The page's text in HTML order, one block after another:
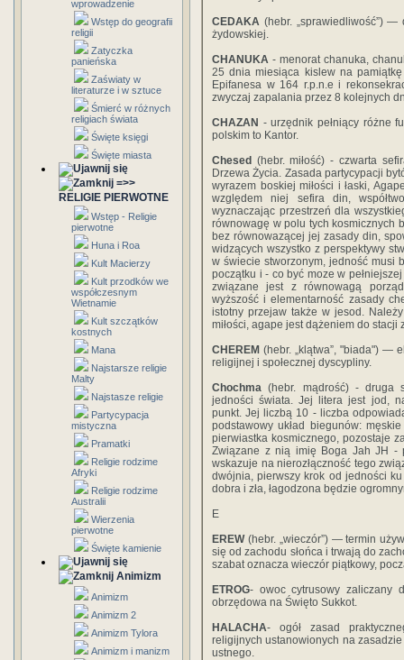
wprowadzenie
Wstęp do geografii
religii
Zatyczka
panieńska
Zaświaty w
literaturze i w sztuce
Śmierć w różnych
religiach świata
Święte księgi
Święte miasta
=>>
RELIGIE PIERWOTNE
Wstęp - Religie
pierwotne
Huna i Roa
Kult Macierzy
Kult przodków we
współczesnym
Wietnamie
Kult szczątków
kostnych
Mana
Najstarsze religie
Malty
Najstasze religie
Partycypacja
mistyczna
Pramatki
Religie rodzime
Afryki
Religie rodzime
Australii
Wierzenia
pierwotne
Święte kamienie
Animizm
Animizm
Animizm 2
Animizm Tylora
Animizm i manizm
CEDAKA (hebr. „sprawiedliwość”)
żydowskiej.
CHANUKA - menorat chanuka,
25 dnia miesiąca kislew na
Epifanesa w 164 r.p.n.e i
zwyczaj zapalania przez 8 kolejnych
CHAZAN - urzędnik pełniący różne
polskim to Kantor.
Chesed (hebr. miłość) - czwarta
Drzewa Życia. Zasada partycypacji
wyrazem boskiej miłości i łaski,
względem niej sefira din,
wyznaczając przestrzeń dla
równowagę w polu tych kosmicznych
bez równowazącej jej zasady din,
widzących wszystko z perspektywy
w świecie stworzonym, jedność musi
początku i - co być moze w
związane jest z równowagą
wyższość i elementarność zasady
istotny przejaw także w jesod.
miłości, agape jest dążeniem do
CHEREM (hebr. „klątwa”, "biada") —
religijnej i społecznej dyscypliny.
Chochma (hebr. mądrość) - druga
jedności świata. Jej litera jest jod,
punkt. Jej liczbą 10 - liczba
podstawowy układ biegunów:
pierwiastka kosmicznego, pozostaje
Związane z nią imię Boga Jah JH -
wskazuje na nierozłączność tego
dwójnia, pierwszy krok od jedności
dobra i zła, łagodzona będzie
E
EREW(hebr. „wieczór”) — termin
się od zachodu słońca i trwają do
szabat oznacza wieczór piątkowy,
ETROG- owoc cytrusowy zaliczany
obrzędowa na Święto Sukkot.
HALACHA- ogół zasad
religijnych ustanowionych na
ustnego.